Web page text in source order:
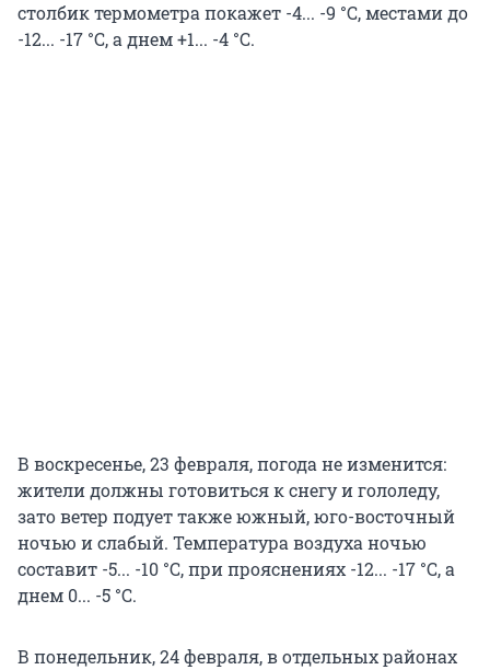
столбик термометра покажет -4... -9 °C, местами до
-12... -17 °C, а днем +1... -4 °C.
В воскресенье, 23 февраля, погода не изменится:
жители должны готовиться к снегу и гололеду,
зато ветер подует также южный, юго-восточный
ночью и слабый. Температура воздуха ночью
составит -5... -10 °C, при прояснениях -12... -17 °C, а
днем 0... -5 °C.
В понедельник, 24 февраля, в отдельных районах